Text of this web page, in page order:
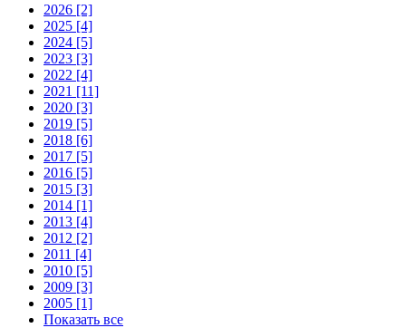
2026 [2]
2025 [4]
2024 [5]
2023 [3]
2022 [4]
2021 [11]
2020 [3]
2019 [5]
2018 [6]
2017 [5]
2016 [5]
2015 [3]
2014 [1]
2013 [4]
2012 [2]
2011 [4]
2010 [5]
2009 [3]
2005 [1]
Показать все